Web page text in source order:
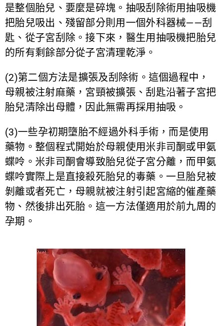
是整個胎兒、要麼是碎塊。抽吸刮除術用抽吸機
把胎兒吸出、殘留部分則用一個外科器械——刮
匙、從子宮刮除。接下來，醫生用抽吸機把胎兒
的所有剩餘部分從子宮清理乾淨。
(2)第二個方法是擴張及刮除術。這個過程中，
母親被注射麻藥，宮頸被擴張、刮匙沿著子宮把
胎兒清除出母體，因此無需再採用抽吸。
(3)一些孕初期墮胎不經過外科手術，而是使用
藥物。整個程式開始於母親使用米非司酮或甲氨
蝶呤。米非司酮會導致胎兒從子宮分離，而甲氨
蝶呤實際上是直接殺死胎兒的毒藥。一旦胎兒被
剝離或者死亡，母親就被注射引起宮縮的催產藥
物、然後排出死胎。這一方法僅適用於前九周的
孕期。